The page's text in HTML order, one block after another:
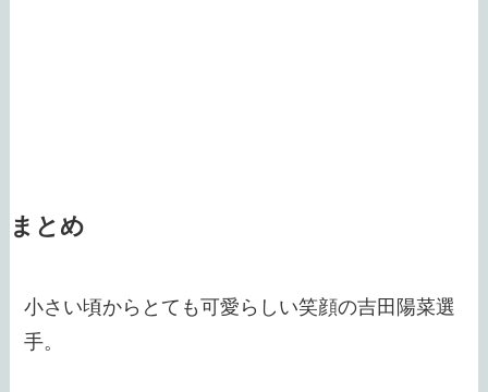
まとめ
小さい頃からとても可愛らしい笑顔の吉田陽菜選
手。